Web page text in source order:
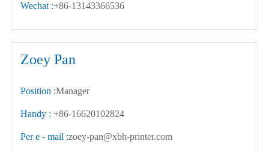
Wechat :+86-13143366536
Zoey Pan
Position :Manager
Handy : +86-16620102824
Per e - mail :zoey-pan@xbh-printer.com